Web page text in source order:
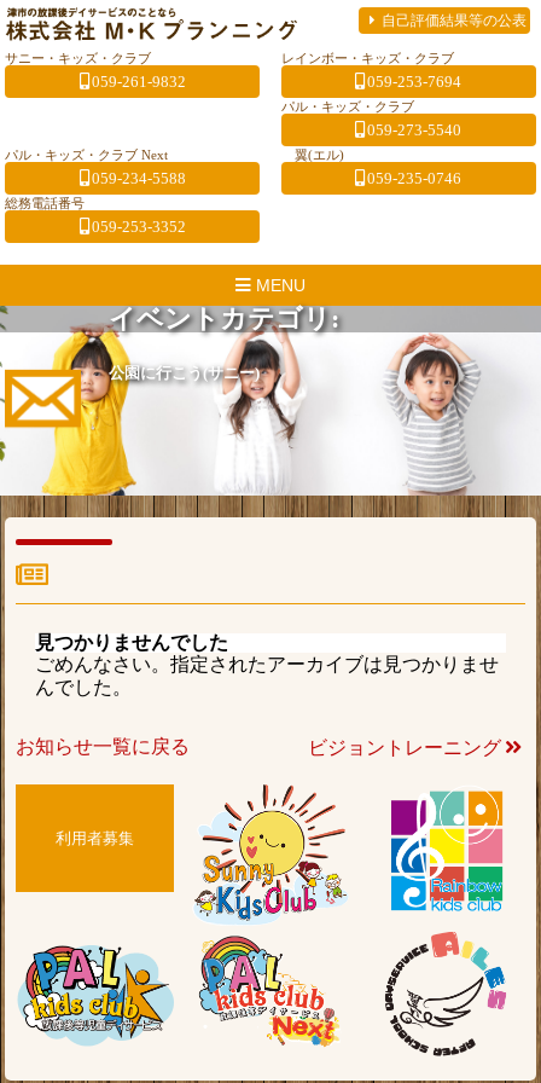
自己評価結果等の公表
サニー・キッズ・クラブ
059-261-9832
レインボー・キッズ・クラブ
059-253-7694
パル・キッズ・クラブ
059-273-5540
パル・キッズ・クラブ Next
059-234-5588
翼(エル)
059-235-0746
総務電話番号
059-253-3352
MENU
イベントカテゴリ:
公園に行こう(サニー)
見つかりませんでした
ごめんなさい。指定されたアーカイブは見つかりませ
んでした。
お知らせ一覧に戻る ビジョントレーニング
利用者募集